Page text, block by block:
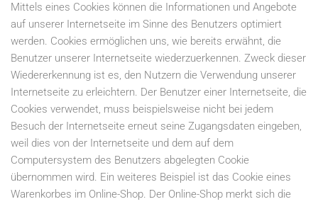
Mittels eines Cookies können die Informationen und Angebote
auf unserer Internetseite im Sinne des Benutzers optimiert
werden. Cookies ermöglichen uns, wie bereits erwähnt, die
Benutzer unserer Internetseite wiederzuerkennen. Zweck dieser
Wiedererkennung ist es, den Nutzern die Verwendung unserer
Internetseite zu erleichtern. Der Benutzer einer Internetseite, die
Cookies verwendet, muss beispielsweise nicht bei jedem
Besuch der Internetseite erneut seine Zugangsdaten eingeben,
weil dies von der Internetseite und dem auf dem
Computersystem des Benutzers abgelegten Cookie
übernommen wird. Ein weiteres Beispiel ist das Cookie eines
Warenkorbes im Online-Shop. Der Online-Shop merkt sich die